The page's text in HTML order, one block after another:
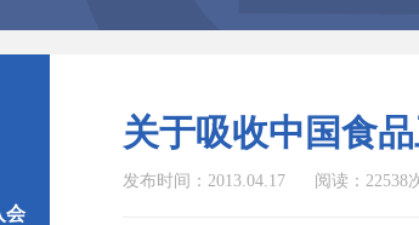
会
关于吸收中国食
发布时间：2013.04.17 阅读：22538